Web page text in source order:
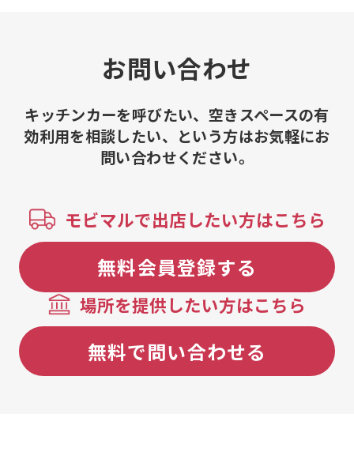
キ、いちご大福、いちごバウム、いち
鶏皮チップ
んサイダー、
ューシーモモ
お問い合わせ
キッチンカーを呼びたい、空きスペースの有
効利用を相談したい、という方はお気軽にお
問い合わせください。
モビマルで出店したい方はこちら
無料会員登録する
場所を提供したい方はこちら
無料で問い合わせる